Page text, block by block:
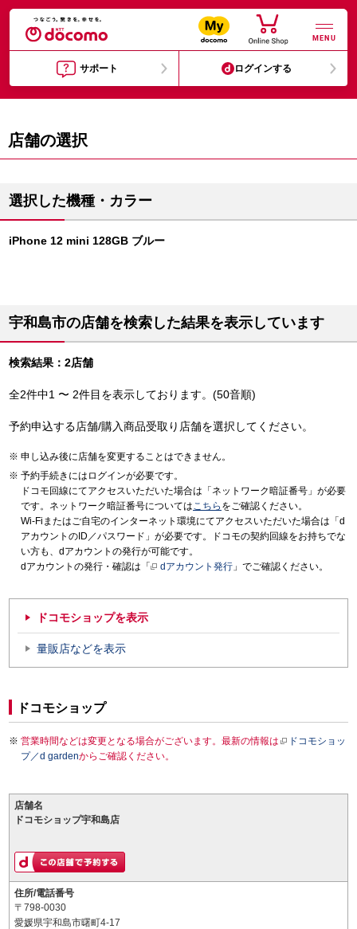
MENU
サポート ログインする
店舗の選択
選択した機種・カラー
iPhone 12 mini 128GB ブルー
宇和島市の店舗を検索した結果を表示しています
検索結果：2店舗
全2件中1 〜 2件目を表示しております。(50音順)
予約申込する店舗/購入商品受取り店舗を選択してください。
申し込み後に店舗を変更することはできません。
予約手続きにはログインが必要です。
ドコモ回線にてアクセスいただいた場合は「ネットワーク暗証番号」が必要
です。ネットワーク暗証番号についてはこちら をご確認ください。
Wi-Fiまたはご自宅のインターネット環境にてアクセスいただいた場合は「d
アカウントのID／パスワード」が必要です。ドコモの契約回線をお持ちでな
い方も、dアカウントの発行が可能です。
dアカウントの発行・確認は「
dアカウント発行 」でご確認ください。
ドコモショップを表示
量販店などを表示
ドコモショップ
営業時間などは変更となる場合がございます。最新の情報は
ドコモショッ
プ／d gardenからご確認ください。
店舗名
ドコモショップ宇和島店
住所/電話番号
〒798-0030
愛媛県宇和島市曙町4-17